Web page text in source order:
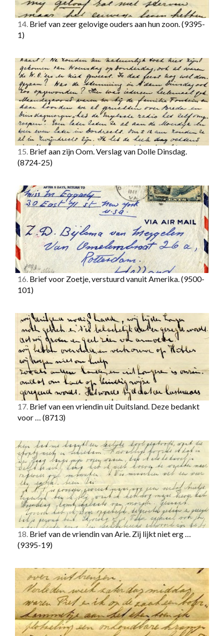
14. Brief van zeer gelovige ouders aan hun zoon.(9395-
1)
15. Brief aan zijn Oom. Verslag van Dolle Dinsdag.
(8724-25)
16. Brief voor Zoetje, verstuurd vanuit Amerika.(9500-
101)
17. Brief van een vriendin uit Duitsland. Deze bedankt
voor … (8713)
18. Brief van de vriendin van Arie. Zij lijkt niet erg …
(9395-19)